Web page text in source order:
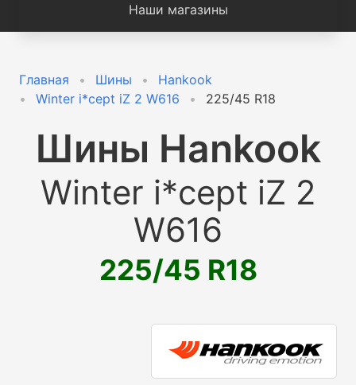
Наши магазины
Главная Шины
Hankook
Winter i*cept iZ 2 W616
225/45 R18
Шины Hankook
Winter i*cept iZ 2
W616
225/45 R18